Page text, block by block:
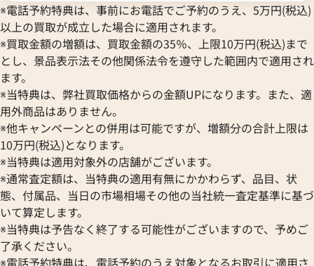
※電話予約特典は、事前にお電話でご予約のうえ、5万円(税込)
以上の買取が成立した場合に適用されます。
※買取金額の増額は、買取金額の35％、上限10万円(税込)まで
とし、景品表示法その他関係法令を遵守した範囲内で適用され
ます。
※当特典は、弊社買取価格からの金額UPになります。また、適
用外商品はありません。
※他キャンペーンとの併用は可能ですが、増額分の合計上限は
10万円(税込)となります。
※当特典は適用対象外の店舗がございます。
※通常査定額は、当特典の適用有無にかかわらず、品目、状
態、付属品、当日の市場相場その他の当社統一査定基準に基づ
いて算定します。
※当特典は予告なく終了する可能性がございますので、予めご
了承ください。
※電話予約特典は、電話予約のうえ対象となるお取引に適用さ